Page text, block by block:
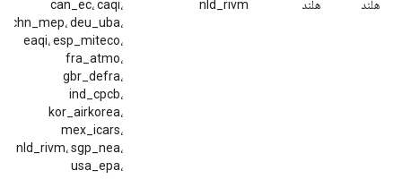
هلند هلند nld_rivm
can_ec، caqi،
chn_mep، deu_uba،
eaqi، esp_miteco،
fra_atmo،
gbr_defra،
ind_cpcb،
kor_airkorea،
mex_icars،
nld_rivm، sgp_nea،
usa_epa،